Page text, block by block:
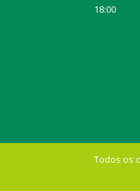
18:00
Todos os